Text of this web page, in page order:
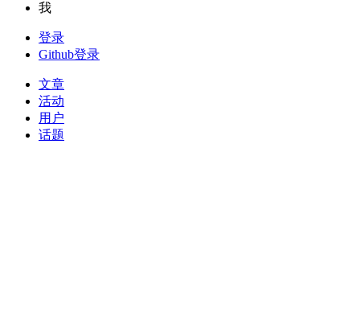
我
登录
Github登录
文章
活动
用户
话题